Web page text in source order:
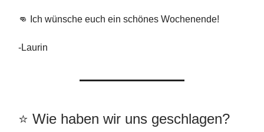
👊 Ich wünsche euch ein schönes Wochenende!
-Laurin
⭐️️ Wie haben wir uns geschlagen?